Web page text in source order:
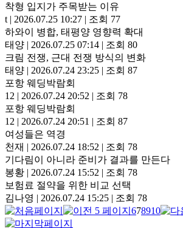
착형 입지가 주목받는 이유
t | 2026.07.25 10:27 | 조회 77
하와이 병합, 태평양 영향력 확대
태양 | 2026.07.25 07:14 | 조회 80
크림 전쟁, 근대 전쟁 방식의 변화
태양 | 2026.07.24 23:25 | 조회 87
포항 웨딩박람회
12 | 2026.07.24 20:52 | 조회 78
포항 웨딩박람회
12 | 2026.07.24 20:51 | 조회 87
여성들은 역경
천재 | 2026.07.24 18:52 | 조회 78
기다림이 아니라 준비가 결과를 만든다
봉황 | 2026.07.24 15:52 | 조회 78
보험료 절약을 위한 비교 선택
김나영 | 2026.07.24 15:25 | 조회 78
678910